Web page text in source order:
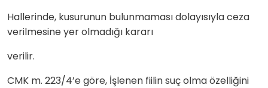
Hallerinde, kusurunun bulunmaması dolayısıyla ceza
verilmesine yer olmadığı kararı
verilir.
CMK m. 223/4’e göre, İşlenen fiilin suç olma özelliğini